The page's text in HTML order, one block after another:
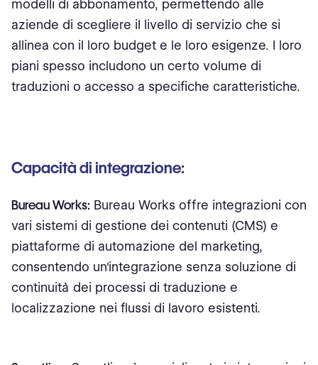
modelli di abbonamento, permettendo alle
aziende di scegliere il livello di servizio che si
allinea con il loro budget e le loro esigenze. I loro
piani spesso includono un certo volume di
traduzioni o accesso a specifiche caratteristiche.
Capacità di integrazione:
Bureau Works: Bureau Works offre integrazioni con
vari sistemi di gestione dei contenuti (CMS) e
piattaforme di automazione del marketing,
consentendo un'integrazione senza soluzione di
continuità dei processi di traduzione e
localizzazione nei flussi di lavoro esistenti.